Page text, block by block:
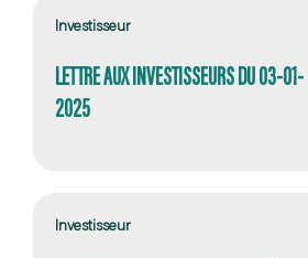
Investisseur
LETTRE AUX INVESTISSEURS DU 03-01-
2025
Investisseur